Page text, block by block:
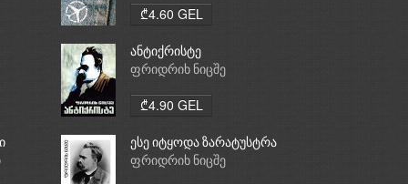
₾4.60 GEL
ანტიქრისტე
ფრიდრიხ ნიცშე
₾4.90 GEL
ესე იტყოდა ზარატუსტრა
ფრიდრიხ ნიცშე